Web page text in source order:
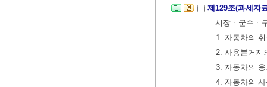
제129조(과세자
시장ㆍ군수ㆍ
1. 자동차의
2. 사용본거지
3. 자동차의
4. 자동차의